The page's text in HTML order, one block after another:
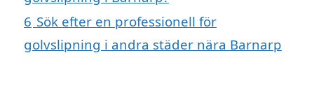
6 Sök efter en professionell för
golvslipning i andra städer nära Barnarp